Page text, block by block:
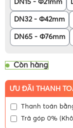
DN15 - Φ21mm
DN32 - Φ42mm
DN65 - Φ76mm
Còn hàng
ƯU ĐÃI THANH
Thanh toán
Trả góp 0%